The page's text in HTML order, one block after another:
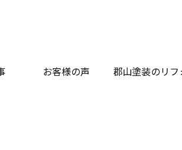
お客様の声 郡山塗装のリフ